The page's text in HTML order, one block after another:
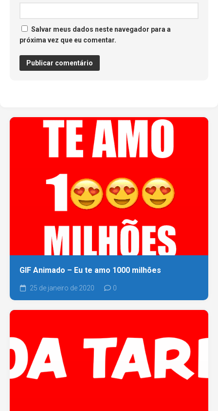
Salvar meus dados neste navegador para a
próxima vez que eu comentar.
GIF Animado – Eu te amo 1000 milhões
25 de janeiro de 2020 0